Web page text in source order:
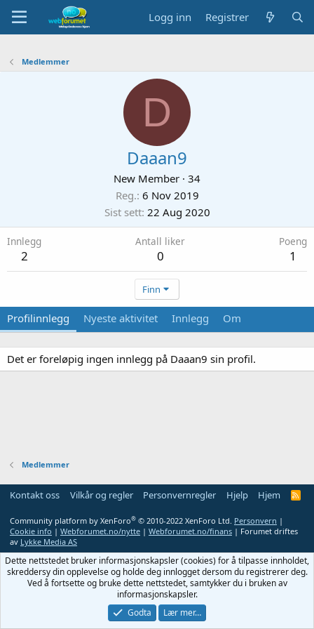
Logg inn Registrer
Medlemmer
D
Daaan9
New Member · 34
Reg. 6 Nov 2019
Sist sett 22 Aug 2020
Innlegg
2
Antall liker
0
Poeng
1
Finn
Profilinnlegg Nyeste aktivitet Innlegg Om
Det er foreløpig ingen innlegg på Daaan9 sin profil.
Medlemmer
Kontakt oss Vilkår og regler Personvernregler Hjelp Hjem
R
Community platform by XenForo® © 2010-2022 XenForo Ltd. Personvern |
Cookie info | Webforumet.no/nytte | Webforumet.no/finans | Forumet driftes
av Lykke Media AS
Dette nettstedet bruker informasjonskapsler (cookies) for å tilpasse innholdet,
skreddersy din opplevelse og holde deg innlogget dersom du registrerer deg.
Ved å fortsette og bruke dette nettstedet, samtykker du i bruken av
informasjonskapsler.
Godta
Lær mer…